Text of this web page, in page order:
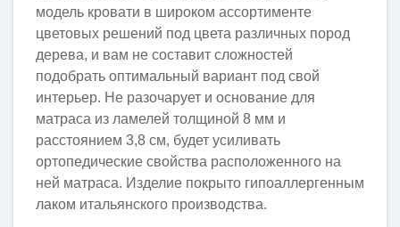
модель кровати в широком ассортименте
цветовых решений под цвета различных пород
дерева, и вам не составит сложностей
подобрать оптимальный вариант под свой
интерьер. Не разочарует и основание для
матраса из ламелей толщиной 8 мм и
раcстоянием 3,8 см, будет усиливать
ортопедические свойства расположенного на
ней матраса. Изделие покрыто гипоаллергенным
лаком итальянского производства.